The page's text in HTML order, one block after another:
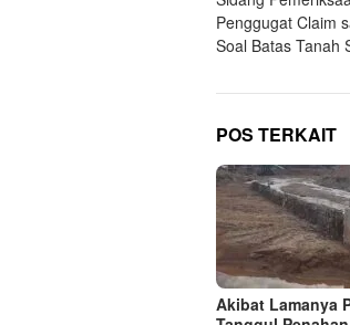
pos
Penggugat Claim
Soal Batas Tanah
POS TERKAIT
Akibat Lamanya